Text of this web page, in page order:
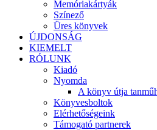
Memóriakártyák
Színező
Üres könyvek
ÚJDONSÁG
KIEMELT
RÓLUNK
Kiadó
Nyomda
A könyv útja
Könyvesboltok
Elérhetőségeink
Támogató partnerek